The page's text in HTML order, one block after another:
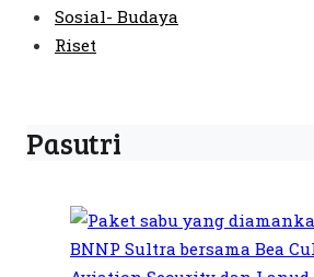
Sosial- Budaya
Riset
Pasutri